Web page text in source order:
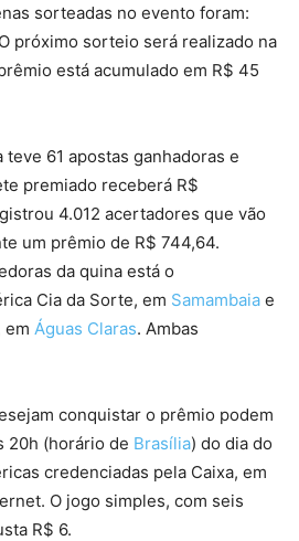
sorteadas no evento foram:
próximo sorteio será realizado na
está acumulado em R$ 45
61 apostas ganhadoras e
premiado receberá R$
4.012 acertadores que vão
um prêmio de R$ 744,64.
da quina está o
Cia da Sorte, em Samambaia e
em Águas Claras. Ambas
conquistar o prêmio podem
20h (horário de Brasília) do dia do
credenciadas pela Caixa, em
O jogo simples, com seis
R$ 6.